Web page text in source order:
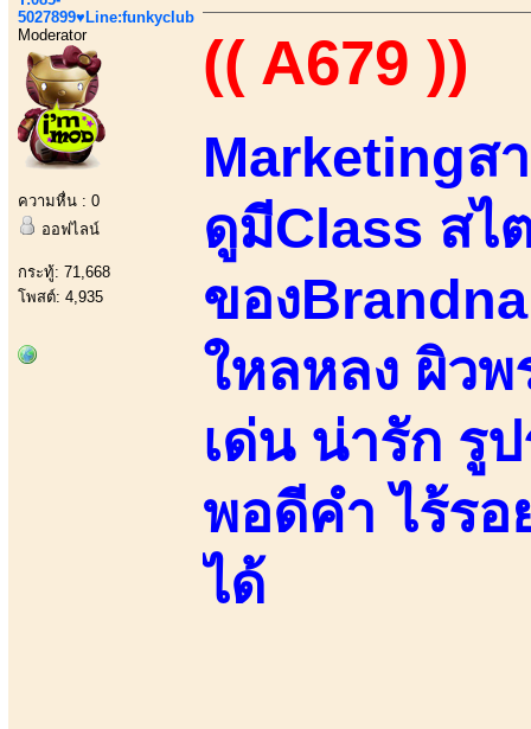
5027899♥Line:funkyclub
Moderator
ความหื่น : 0
ออฟไลน์
กระทู้: 71,668
โพสต์: 4,935
(( A679 ))
Marketingส
ดูมีClass สไ
ของ
ใหลหลง ผิว
เด่น น่ารัก รู
พอดีคำ ไร้ร
ได้